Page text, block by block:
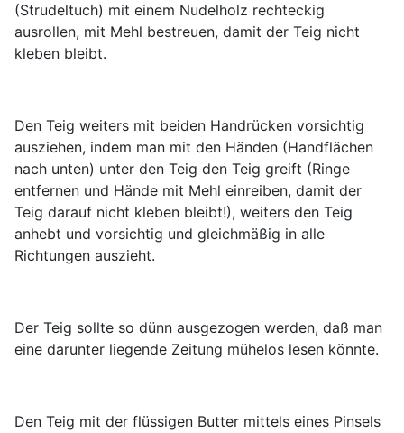
(Strudeltuch) mit einem Nudelholz rechteckig
ausrollen, mit Mehl bestreuen, damit der Teig nicht
kleben bleibt.
Den Teig weiters mit beiden Handrücken vorsichtig
ausziehen, indem man mit den Händen (Handflächen
nach unten) unter den Teig den Teig greift (Ringe
entfernen und Hände mit Mehl einreiben, damit der
Teig darauf nicht kleben bleibt!), weiters den Teig
anhebt und vorsichtig und gleichmäßig in alle
Richtungen auszieht.
Der Teig sollte so dünn ausgezogen werden, daß man
eine darunter liegende Zeitung mühelos lesen könnte.
Den Teig mit der flüssigen Butter mittels eines Pinsels